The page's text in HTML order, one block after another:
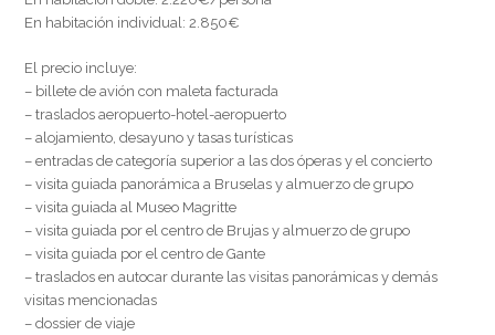
En habitación individual: 2.850€
El precio incluye:
– billete de avión con maleta facturada
– traslados aeropuerto-hotel-aeropuerto
– alojamiento, desayuno y tasas turísticas
– entradas de categoría superior a las dos óperas y el concierto
– visita guiada panorámica a Bruselas y almuerzo de grupo
– visita guiada al Museo Magritte
– visita guiada por el centro de Brujas y almuerzo de grupo
– visita guiada por el centro de Gante
– traslados en autocar durante las visitas panorámicas y demás
visitas mencionadas
– dossier de viaje